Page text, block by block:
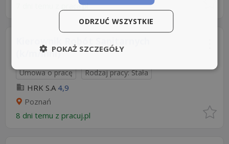
praca.pl
(k/m/inni)
Umowa o pracę Rodzaj pracy: Stała
HRK S.A 4,9
Poznań
8 dni temu z pracuj.pl
ODRZUĆ WSZYSTKIE
POKAŻ SZCZEGÓŁY